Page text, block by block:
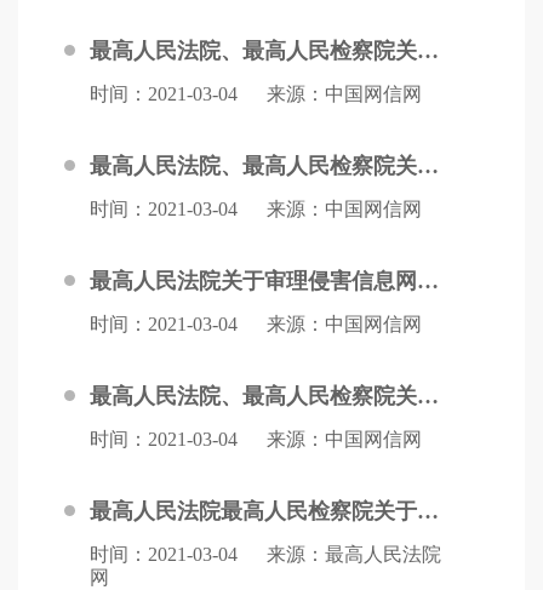
最高人民法院、最高人民检察院关于办理利用互联网、移动通讯终端、声讯台制作、复制、出版、贩卖、传播淫秽电子信息刑事案件具体应用法律若干问题的解释（二）
时间：2021-03-04 来源：中国网信网
最高人民法院、最高人民检察院关于办理利用互联网、移动通讯终端、声讯台制作、复制、出版、贩卖、传播淫秽电子信息刑事案件具体应用法律若干问题的解释
时间：2021-03-04 来源：中国网信网
最高人民法院关于审理侵害信息网络传播权民事纠纷案件适用法律若干问题的规定
时间：2021-03-04 来源：中国网信网
最高人民法院、最高人民检察院关于办理利用信息网络实施诽谤等刑事案件适用法律若干问题的解释
时间：2021-03-04 来源：中国网信网
最高人民法院最高人民检察院关于办理非法利用信息网络、帮助信息网络犯罪活动等刑事案件适用法律若干问题的解释
时间：2021-03-04
来源：最高人民法院
网